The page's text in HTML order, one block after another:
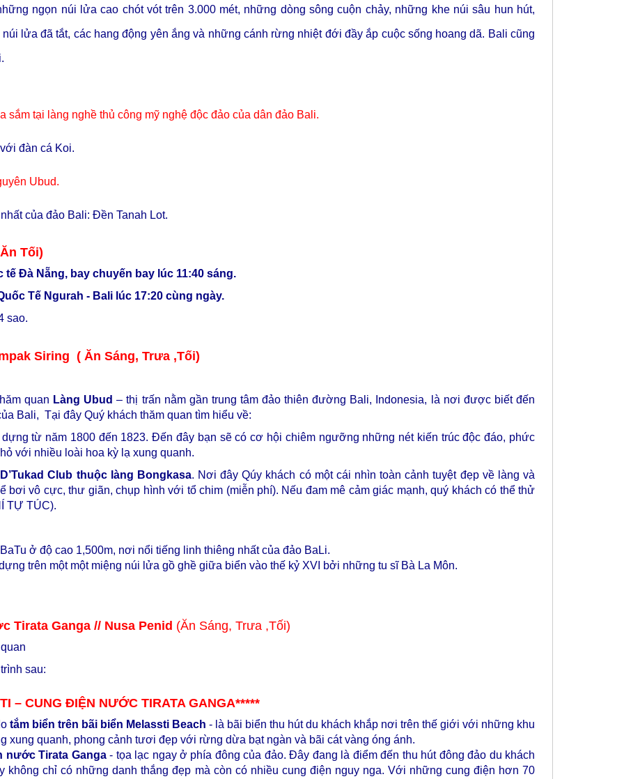
ngọn núi lửa cao chót vót trên 3.000 mét, những dòng sông cuộn chảy, những khe núi sâu hun hút,
lửa đã tắt, các hang động yên ắng và những cánh rừng nhiệt đới đầy ắp cuộc sống hoang dã. Bali cũng
sắm tại làng nghề thủ công mỹ nghệ độc đảo của dân đảo Bali.
đàn cá Koi.
Ubud.
của đảo Bali: Đền Tanah Lot.
Tối)
Đà Nẵng, bay chuyến bay lúc 11:40 sáng.
Tế Ngurah - Bali lúc 17:20 cùng ngày.
sao.
Siring ( Ăn Sáng, Trưa ,Tối)
quan Làng Ubud – thị trấn nằm gần trung tâm đảo thiên đường Bali, Indonesia, là nơi được biết đến
Bali, Tại đây Quý khách thăm quan tìm hiểu về:
từ năm 1800 đến 1823. Đến đây bạn sẽ có cơ hội chiêm ngưỡng những nét kiến trúc độc đáo, phức
với nhiều loài hoa kỳ lạ xung quanh.
D’Tukad Club thuộc làng Bongkasa. Nơi đây Qúy khách có một cái nhìn toàn cảnh tuyệt đẹp về làng và
bơi vô cực, thư giãn, chụp hình với tổ chim (miễn phí). Nếu đam mê cảm giác mạnh, quý khách có thể thử
TỰ TÚC).
ở độ cao 1,500m, nơi nổi tiếng linh thiêng nhất của đảo BaLi.
trên một một miệng núi lửa gồ ghề giữa biển vào thế kỷ XVI bởi những tu sĩ Bà La Môn.
Tirata Ganga // Nusa Penid (Ăn Sáng, Trưa ,Tối)
sau:
– CUNG ĐIỆN NƯỚC TIRATA GANGA*****
tắm biển trên bãi biển Melassti Beach - là bãi biển thu hút du khách khắp nơi trên thế giới với những khu
xung quanh, phong cảnh tươi đẹp với rừng dừa bạt ngàn và bãi cát vàng óng ánh.
nước Tirata Ganga- tọa lạc ngay ở phía đông của đảo. Đây đang là điểm đến thu hút đông đảo du khách
không chỉ có những danh thắng đẹp mà còn có nhiều cung điện nguy nga. Với những cung điện hơn 70